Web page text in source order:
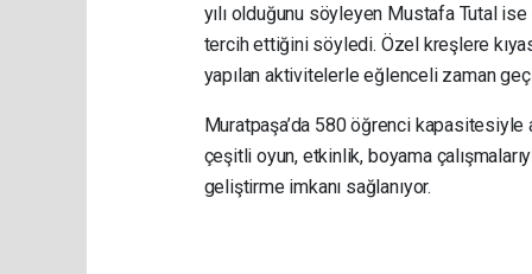
yılı olduğunu söyleyen Mustafa Tutal
tercih ettiğini söyledi. Özel kreşlere
yapılan aktivitelerle eğlenceli zaman
Muratpaşa’da 580 öğrenci kapasitesiyle
çeşitli oyun, etkinlik, boyama
geliştirme imkanı sağlanıyor.